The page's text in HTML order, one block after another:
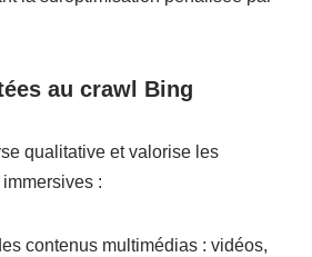
au crawl Bing
qualitative et valorise les
:
contenus multimédias : vidéos,